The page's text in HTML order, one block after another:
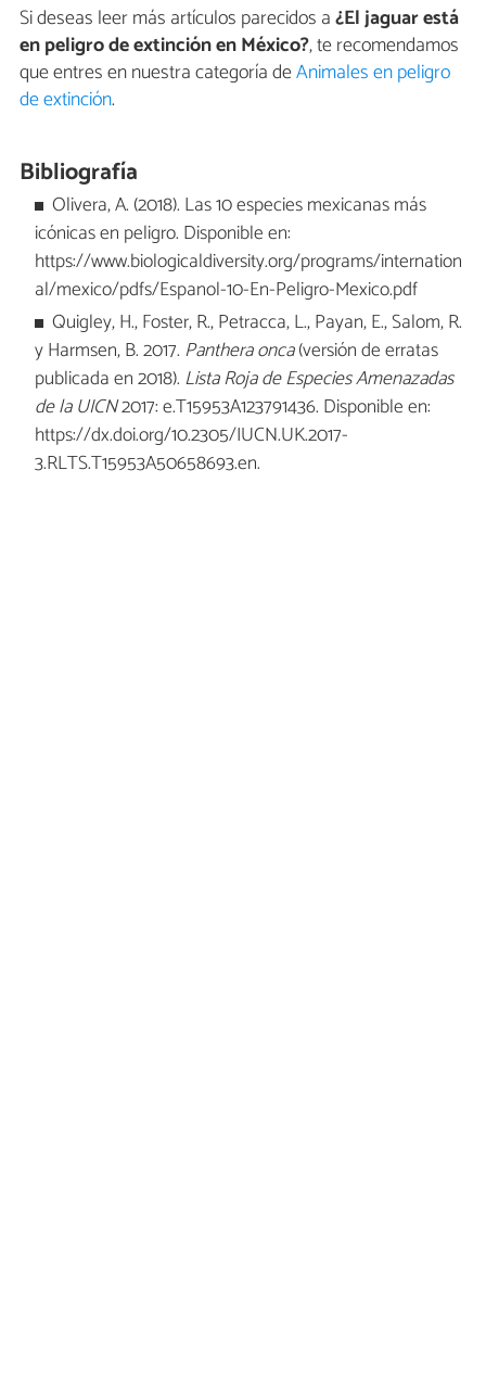
Si deseas leer más artículos parecidos a¿El jaguar está
en peligro de extinción en México?, te recomendamos
que entres en nuestra categoría deAnimales en peligro
de extinción.
Bibliografía
Olivera, A. (2018). Las 10 especies mexicanas más
icónicas en peligro. Disponible en:
https://www.biologicaldiversity.org/programs/internation
al/mexico/pdfs/Espanol-10-En-Peligro-Mexico.pdf
Quigley, H., Foster, R., Petracca, L., Payan, E., Salom, R.
y Harmsen, B. 2017. Panthera onca(versión de erratas
publicada en 2018). Lista Roja de Especies Amenazadas
de la UICN2017: e.T15953A123791436. Disponible en:
https://dx.doi.org/10.2305/IUCN.UK.2017-
3.RLTS.T15953A50658693.en.